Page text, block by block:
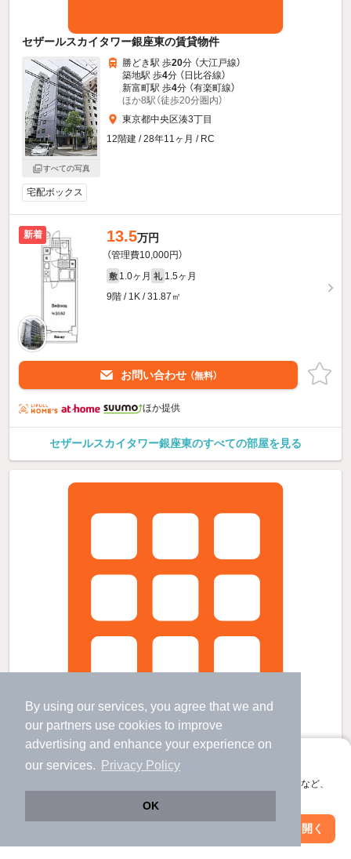
By using our services, you agree that we and
our partners use cookies to improve
advertising and enhance your experience on
our services.
Privacy Policy
OK
アプリに切り替えて、サクサクお部屋探し
会員登録なしですぐ使える。マップ検索やお気に入り保存など、
アプリを開く
セザールスカイタワー銀座東の賃貸物件
すべての写真
勝どき駅 歩20分 （大江戸線）
築地駅 歩4分 （日比谷線）
新富町駅 歩4分 （有楽町線）
ほか8駅（徒歩20分圏内）
東京都中央区湊3丁目
12階建 / 28年11ヶ月 / RC
宅配ボックス
新着 13.5万円
（管理費10,000円）
敷 1.0ヶ月 礼 1.5ヶ月
9階 / 1K / 31.87㎡
お問い合わせ （無料）
ほか提供
セザールスカイタワー銀座東のすべての部屋を見る
勝どき駅 歩7分 （大江戸線）
門前仲町駅 歩24分 （東西線など）
絞り込み条件を変更